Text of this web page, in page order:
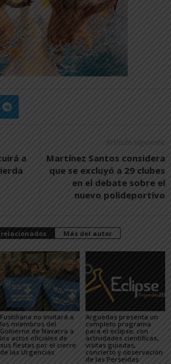
a
Artículo siguiente
Martínez Santos considera
que se excluyó a 29 clubes
en el debate sobre el
nuevo polideportivo
Más del autor
Fustiñana no invitará a
los miembros del
Gobierno de Navarra a
los actos oficiales de
sus fiestas por el cierre
de las Urgencias
Arguedas presenta un
completo programa
para el eclipse, con
actividades científicas,
visitas guiadas,
concierto y observación
de las Perseidas